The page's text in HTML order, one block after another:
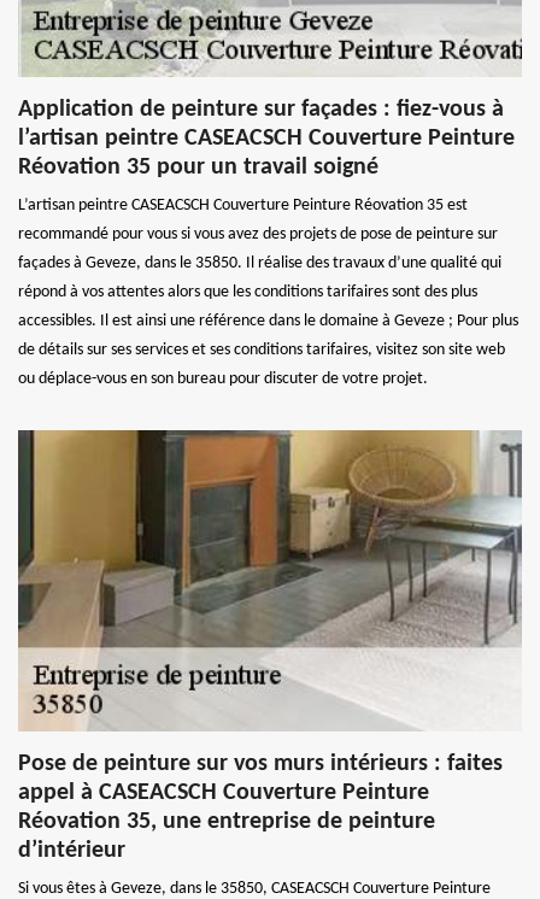
Application de peinture sur façades : fiez-vous à
l’artisan peintre CASEACSCH Couverture Peinture
Réovation 35 pour un travail soigné
L’artisan peintre CASEACSCH Couverture Peinture Réovation 35 est
recommandé pour vous si vous avez des projets de pose de peinture sur
façades à Geveze, dans le 35850. Il réalise des travaux d’une qualité qui
répond à vos attentes alors que les conditions tarifaires sont des plus
accessibles. Il est ainsi une référence dans le domaine à Geveze ; Pour plus
de détails sur ses services et ses conditions tarifaires, visitez son site web
ou déplace-vous en son bureau pour discuter de votre projet.
Pose de peinture sur vos murs intérieurs : faites
appel à CASEACSCH Couverture Peinture
Réovation 35, une entreprise de peinture
d’intérieur
Si vous êtes à Geveze, dans le 35850, CASEACSCH Couverture Peinture